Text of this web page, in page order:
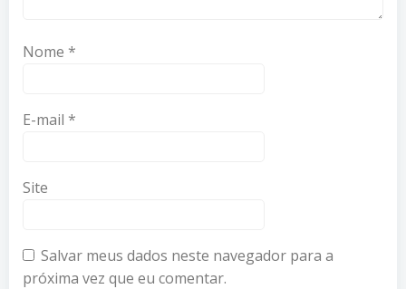
Nome *
E-mail *
Site
Salvar meus dados neste navegador para a
próxima vez que eu comentar.